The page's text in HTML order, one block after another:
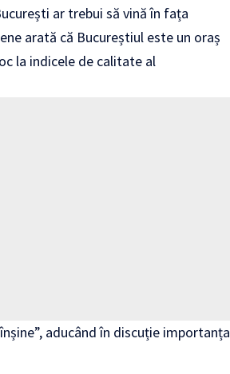
ar trebui să vină în fața
arată că Bucureștiul este un oraș
la indicele de calitate al
aducând în discuție importanța